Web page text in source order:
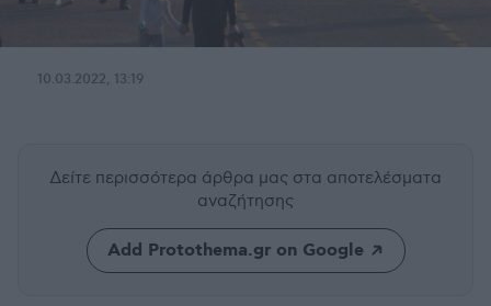
10.03.2022, 13:19
Δείτε περισσότερα άρθρα μας στα αποτελέσματα
αναζήτησης
Add Protothema.gr on Google